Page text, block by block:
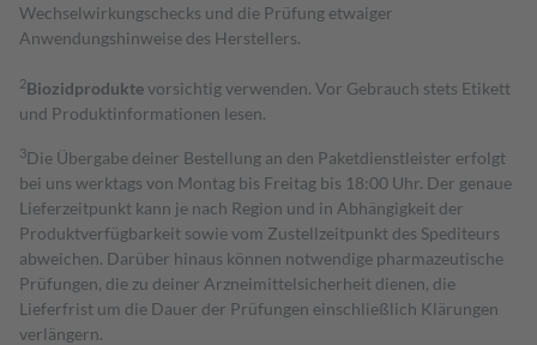
Wechselwirkungschecks und die Prüfung etwaiger
Anwendungshinweise des Herstellers.
2Biozidproduktevorsichtig verwenden. Vor Gebrauch stets Etikett
und Produktinformationen lesen.
3Die Übergabe deiner Bestellung an den Paketdienstleister erfolgt
bei uns werktags von Montag bis Freitag bis 18:00 Uhr. Der genaue
Lieferzeitpunkt kann je nach Region und in Abhängigkeit der
Produktverfügbarkeit sowie vom Zustellzeitpunkt des Spediteurs
abweichen. Darüber hinaus können notwendige pharmazeutische
Prüfungen, die zu deiner Arzneimittelsicherheit dienen, die
Lieferfrist um die Dauer der Prüfungen einschließlich Klärungen
verlängern.